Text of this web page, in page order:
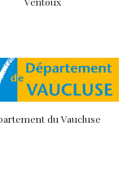
du Vaucluse